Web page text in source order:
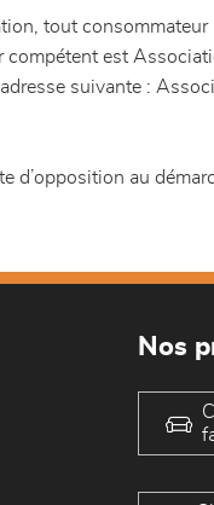
tout
est
suivante :
d’opposition au
Nos